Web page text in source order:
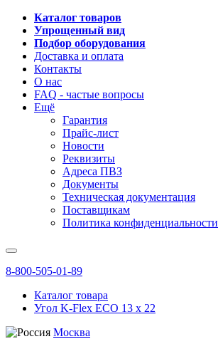
Каталог товаров
Упрощенный вид
Подбор оборудования
Доставка и оплата
Контакты
О нас
FAQ - частые вопросы
Ещё
Гарантия
Прайс-лист
Новости
Реквизиты
Адреса ПВЗ
Документы
Техническая документация
Поставщикам
Политика конфиденциальности
8-800-505-01-89
Каталог товара
Угол K-Flex ECO 13 х 22
Москва